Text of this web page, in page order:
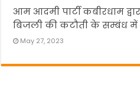
आम आदमी पार्टी कबीरधाम
बिजली की कटौती के सम्बंध में
May 27, 2023